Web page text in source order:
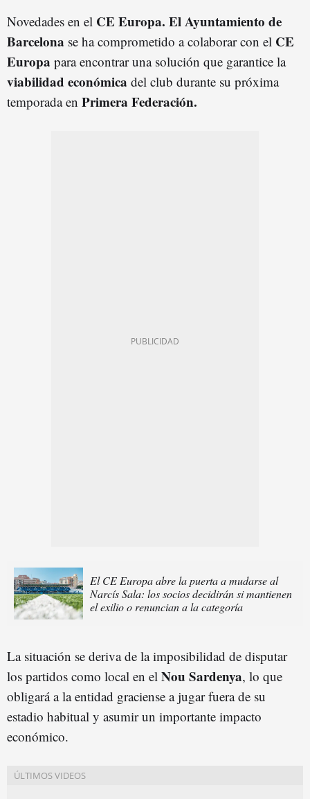
Novedades en el CE Europa. El Ayuntamiento de
Barcelona se ha comprometido a colaborar con el CE
Europa para encontrar una solución que garantice la
viabilidad económica del club durante su próxima
temporada en Primera Federación.
El CE Europa abre la puerta a mudarse al
Narcís Sala: los socios decidirán si mantienen
el exilio o renuncian a la categoría
La situación se deriva de la imposibilidad de disputar
los partidos como local en el Nou Sardenya, lo que
obligará a la entidad graciense a jugar fuera de su
estadio habitual y asumir un importante impacto
económico.